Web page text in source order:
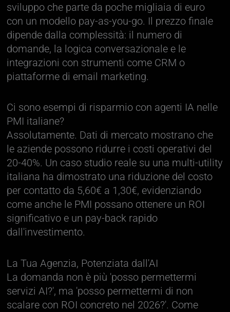
sviluppo che parte da poche migliaia di euro
con un modello pay-as-you-go. Il prezzo finale
dipende dalla complessità: il numero di
domande, la logica conversazionale e le
integrazioni con strumenti come CRM o
piattaforme di email marketing.
Ci sono esempi di risparmio con agenti IA nelle
PMI italiane?
Assolutamente. Dati di mercato mostrano che
le aziende possono ridurre i costi operativi del
20-40%. Un caso studio reale su una multi-utility
italiana ha dimostrato una riduzione del costo
per contatto da 5,60€ a 1,30€, evidenziando
come anche le PMI possano ottenere un ROI
significativo e un pay-back rapido
dall'investimento.
La Tua Agenzia, Potenziata dall'AI
La domanda non è più 'posso permettermi
servizi AI?', ma 'posso permettermi di non
scalare con ROI concreto nel 2026?'. Come